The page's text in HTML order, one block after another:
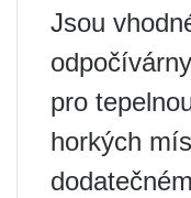
Jsou
pro
horkých